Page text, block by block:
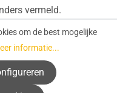
vermeld.
om de best mogelijke
informatie...